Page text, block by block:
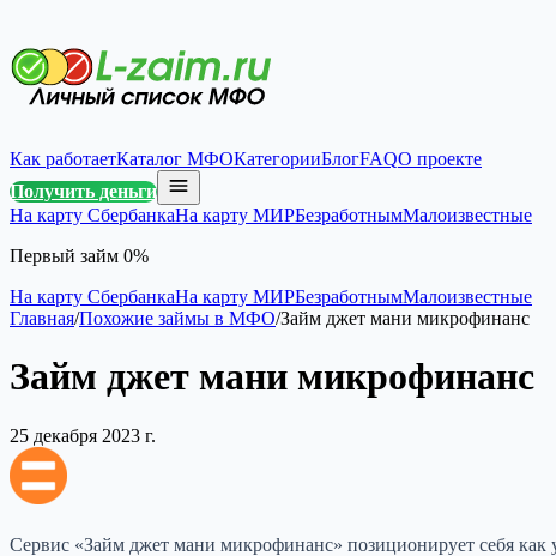
Как работаетКаталог МФОКатегорииБлогFAQО проекте
Получить деньги
На карту СбербанкаНа карту МИРБезработнымМалоизвестные
Первый займ 0%
На карту СбербанкаНа карту МИРБезработнымМалоизвестные
Главная/Похожие займы в МФО/Займ джет мани микрофинанс
Займ джет мани микрофинанс
25 декабря 2023 г.
Сервис «Займ джет мани микрофинанс» позиционирует себя